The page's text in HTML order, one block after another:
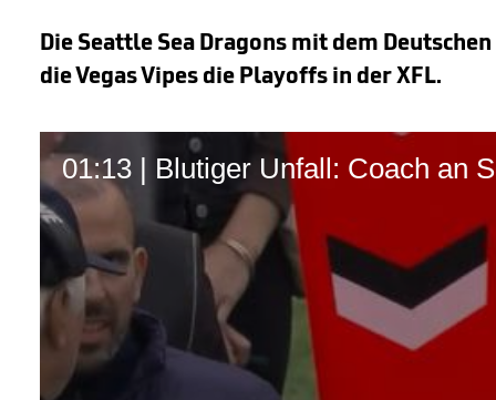
Die Seattle Sea Dragons mit dem
die Vegas Vipes die Playoffs in der XFL.
01:13 | Blutiger Unfall: Coach an